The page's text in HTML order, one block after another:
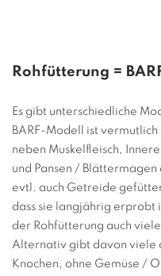
Rohfütterung =
Es gibt unterschiedliche
BARF-Modell ist
neben Muskelfleisch,
und Pansen / Blättermagen
evtl. auch Getreide
dass sie langjährig erprobt
der Rohfütterung auch
Alternativ gibt davon viele
Knochen, ohne Gemüse /